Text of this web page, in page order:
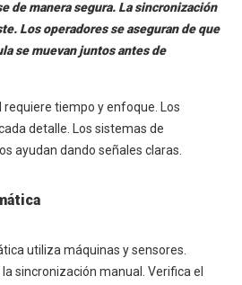
de manera segura. La sincronización
Los operadores se aseguran de que
se muevan juntos antes de
requiere tiempo y enfoque. Los
detalle. Los sistemas de
ayudan dando señales claras.
utiliza máquinas y sensores.
sincronización manual. Verifica el